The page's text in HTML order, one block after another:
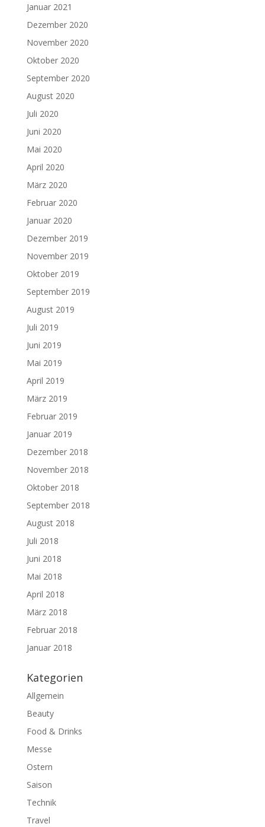
Januar 2021
Dezember 2020
November 2020
Oktober 2020
September 2020
August 2020
Juli 2020
Juni 2020
Mai 2020
April 2020
März 2020
Februar 2020
Januar 2020
Dezember 2019
November 2019
Oktober 2019
September 2019
August 2019
Juli 2019
Juni 2019
Mai 2019
April 2019
März 2019
Februar 2019
Januar 2019
Dezember 2018
November 2018
Oktober 2018
September 2018
August 2018
Juli 2018
Juni 2018
Mai 2018
April 2018
März 2018
Februar 2018
Januar 2018
Kategorien
Allgemein
Beauty
Food & Drinks
Messe
Ostern
Saison
Technik
Travel